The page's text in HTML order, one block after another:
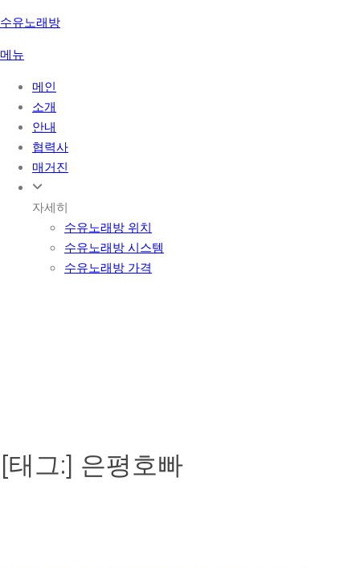
콘
츠
수유노래방
메뉴
메인
소개
안내
협력사
매거진
자세히
수유노래방 위치
수유노래방 시스템
수유노래방 가격
[태그:] 은평호빠